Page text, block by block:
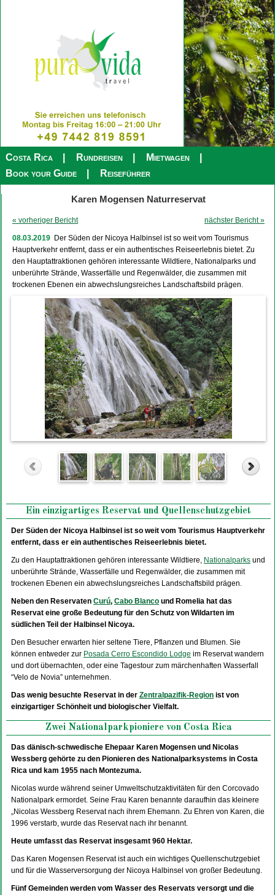
Costa Rica Rundreisen
Mietwagen
Book your Guide
Reiseführer
Karen Mogensen Naturreservat
nächster Bericht »
« vorheriger Bericht
08.03.2019 Der Süden der Nicoya Halbinsel ist so weit vom Tourismus
Hauptverkehr entfernt, dass er ein authentisches Reiseerlebnis bietet. Zu
den Hauptattraktionen gehören interessante Wildtiere, Nationalparks und
unberührte Strände, Wasserfälle und Regenwälder, die zusammen mit
trockenen Ebenen ein abwechslungsreiches Landschaftsbild prägen.
Ein einzigartiges Reservat und Quellenschutzgebiet
Der Süden der Nicoya Halbinsel ist so weit vom Tourismus Hauptverkehr
entfernt, dass er ein authentisches Reiseerlebnis bietet.
Zu den Hauptattraktionen gehören interessante Wildtiere, Nationalparks und
unberührte Strände, Wasserfälle und Regenwälder, die zusammen mit
trockenen Ebenen ein abwechslungsreiches Landschaftsbild prägen.
Neben den Reservaten Curú, Cabo Blanco und Romelia hat das
Reservat eine große Bedeutung für den Schutz von Wildarten im
südlichen Teil der Halbinsel Nicoya.
Den Besucher erwarten hier seltene Tiere, Pflanzen und Blumen. Sie
können entweder zur Posada Cerro Escondido Lodge im Reservat wandern
und dort übernachten, oder eine Tagestour zum märchenhaften Wasserfall
“Velo de Novia” unternehmen.
Das wenig besuchte Reservat in der Zentralpazifik-Region ist von
einzigartiger Schönheit und biologischer Vielfalt.
Zwei Nationalparkpioniere von Costa Rica
Das dänisch-schwedische Ehepaar Karen Mogensen und Nicolas
Wessberg gehörte zu den Pionieren des Nationalparksystems in Costa
Rica und kam 1955 nach Montezuma.
Nicolas wurde während seiner Umweltschutzaktivitäten für den Corcovado
Nationalpark ermordet. Seine Frau Karen benannte daraufhin das kleinere
„Nicolas Wessberg Reservat nach ihrem Ehemann. Zu Ehren von Karen, die
1996 verstarb, wurde das Reservat nach ihr benannt.
Heute umfasst das Reservat insgesamt 960 Hektar.
Das Karen Mogensen Reservat ist auch ein wichtiges Quellenschutzgebiet
und für die Wasserversorgung der Nicoya Halbinsel von großer Bedeutung.
Fünf Gemeinden werden vom Wasser des Reservats versorgt und die